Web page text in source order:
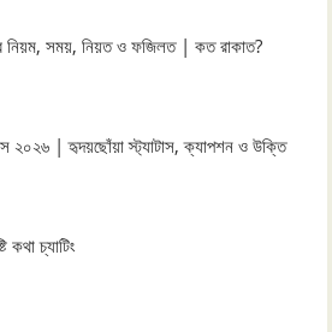
নিয়ম, সময়, নিয়ত ও ফজিলত | কত রাকাত?
২০২৬ | হৃদয়ছোঁয়া স্ট্যাটাস, ক্যাপশন ও উক্তি
কথা চ্যাটিং